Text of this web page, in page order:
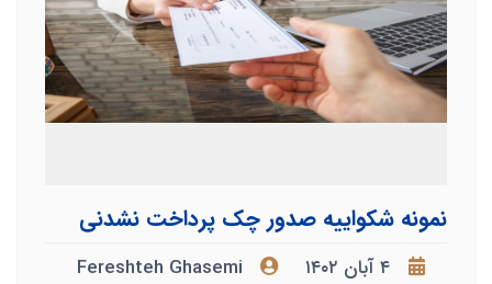
نمونه شکواییه صدور چک پرداخت نشدنی
۴ آبان ۱۴۰۲
Fereshteh Ghasemi